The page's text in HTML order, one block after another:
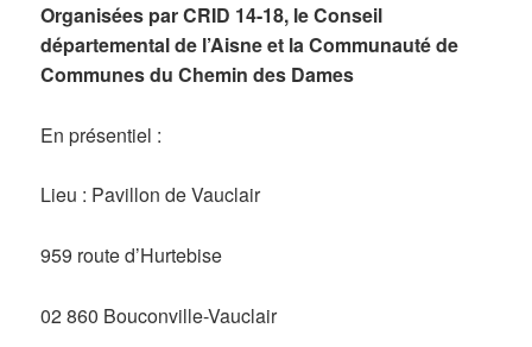
Organisées par CRID 14-18, le Conseil
départemental de l’Aisne et la Communauté de
Communes du Chemin des Dames
En présentiel :
Lieu : Pavillon de Vauclair
959 route d’Hurtebise
02 860 Bouconville-Vauclair